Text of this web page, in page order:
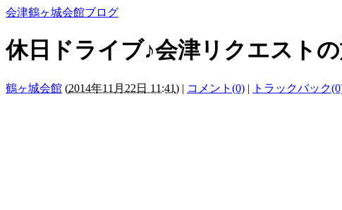
会津鶴ヶ城会館ブログ
休日ドライブ♪会津リクエスト
鶴ヶ城会館 (2014年11月22日 11:41) | コメント(0) |
トラックバック